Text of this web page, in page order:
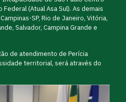
(Atual Asa Sul). As demais
SP, Rio de Janeiro, Vitória,
Salvador, Campina Grande e
de atendimento de Perícia
territorial, será através do